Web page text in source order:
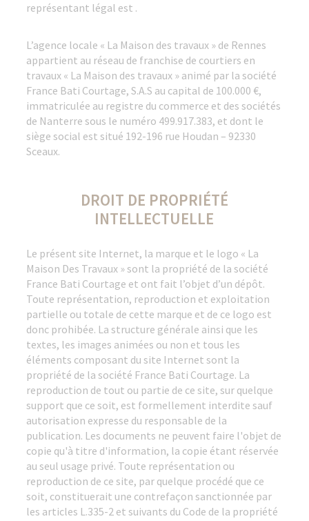
représentant légal est .
L’agence locale « La Maison des travaux » de Rennes
appartient au réseau de franchise de courtiers en
travaux « La Maison des travaux » animé par la société
France Bati Courtage, S.A.S au capital de 100.000 €,
immatriculée au registre du commerce et des sociétés
de Nanterre sous le numéro 499.917.383, et dont le
siège social est situé 192-196 rue Houdan – 92330
Sceaux.
DROIT DE PROPRIÉTÉ
INTELLECTUELLE
Le présent site Internet, la marque et le logo « La
Maison Des Travaux » sont la propriété de la société
France Bati Courtage et ont fait l’objet d’un dépôt.
Toute représentation, reproduction et exploitation
partielle ou totale de cette marque et de ce logo est
donc prohibée. La structure générale ainsi que les
textes, les images animées ou non et tous les
éléments composant du site Internet sont la
propriété de la société France Bati Courtage. La
reproduction de tout ou partie de ce site, sur quelque
support que ce soit, est formellement interdite sauf
autorisation expresse du responsable de la
publication. Les documents ne peuvent faire l'objet de
copie qu'à titre d'information, la copie étant réservée
au seul usage privé. Toute représentation ou
reproduction de ce site, par quelque procédé que ce
soit, constituerait une contrefaçon sanctionnée par
les articles L.335-2 et suivants du Code de la propriété